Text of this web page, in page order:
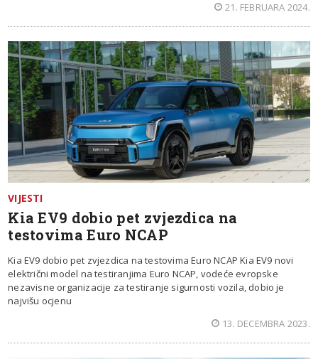
21. FEBRUARA 2024.
VIJESTI
Kia EV9 dobio pet zvjezdica na
testovima Euro NCAP
Kia EV9 dobio pet zvjezdica na testovima Euro NCAP Kia EV9 novi
električni model na testiranjima Euro NCAP, vodeće evropske
nezavisne organizacije za testiranje sigurnosti vozila, dobio je
najvišu ocjenu
13. DECEMBRA 2023.